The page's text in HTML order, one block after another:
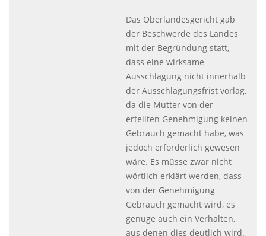
Das Oberlandesgericht gab
der Beschwerde des Landes
mit der Begründung statt,
dass eine wirksame
Ausschlagung nicht innerhalb
der Ausschlagungsfrist vorlag,
da die Mutter von der
erteilten Genehmigung keinen
Gebrauch gemacht habe, was
jedoch erforderlich gewesen
wäre. Es müsse zwar nicht
wörtlich erklärt werden, dass
von der Genehmigung
Gebrauch gemacht wird, es
genüge auch ein Verhalten,
aus denen dies deutlich wird.